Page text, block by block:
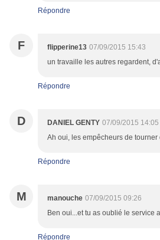
Répondre
F flipperine13 07/09/2015 15:43
un travaille les autres regardent,
Répondre
D DANIEL GENTY 07/09/2015 14:05
Ah oui, les empêcheurs de tourner
Répondre
M manouche 07/09/2015 09:26
Ben oui...et tu as oublié le service
Répondre